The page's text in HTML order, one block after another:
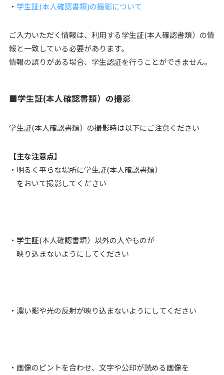
・ 学生証(本人確認書類)の撮影について
ご入力いただく情報は、利用する学生証(本人確認書類）の情
報と一致している必要があります。
情報の誤りがある場合、学生認証を行うことができません。
■学生証(本人確認書類）の撮影
学生証(本人確認書類）の撮影時は以下にご注意ください
【主な注意点】
・明るく平らな場所に学生証(本人確認書類）
をおいて撮影してください
・学生証(本人確認書類）以外の人やものが
映り込まないようにしてください
・濃い影や光の反射が映り込まないようにしてください
・画像のピントを合わせ、文字や公印が読める画像を